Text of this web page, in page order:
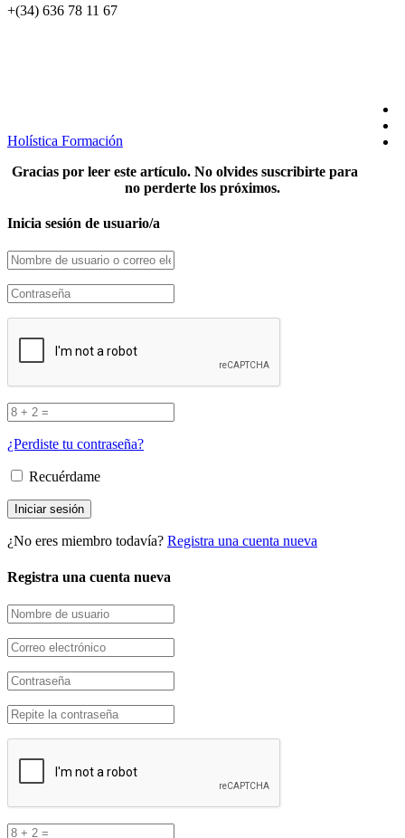
+(34) 636 78 11 67
Holística Formación
Gracias por leer este artículo. No olvides suscribirte para
no perderte los próximos.
Inicia sesión de usuario/a
¿Perdiste tu contraseña?
Recuérdame
¿No eres miembro todavía? Registra una cuenta nueva
Registra una cuenta nueva